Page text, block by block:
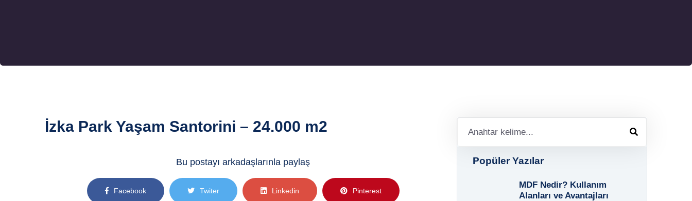
İzka Park Yaşam Santorini – 24.000 m2
Bu postayı arkadaşlarınla ​​paylaş
Facebook Twiter Linkedin Pinterest
Popüler Yazılar
MDF Nedir? Kullanım
Alanları ve Avantajları